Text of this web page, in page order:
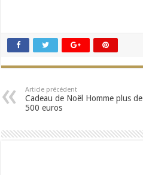
Article précédent
Cadeau de Noël Homme plus de
500 euros